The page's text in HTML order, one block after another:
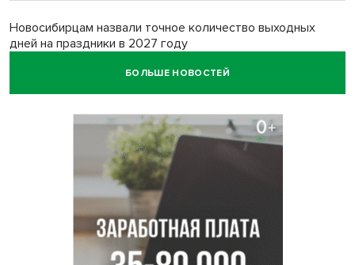
Новосибирцам назвали точное количество выходных
дней на праздники в 2027 году
Годовалый ребёнок оказался заперт в автомобиле в
Всем миром: жители новосибирской деревни помогли
найти пропавшего мальчика
Новосибирцам объяснили новые правила сверхурочной
БОЛЬШЕ НОВОСТЕЙ